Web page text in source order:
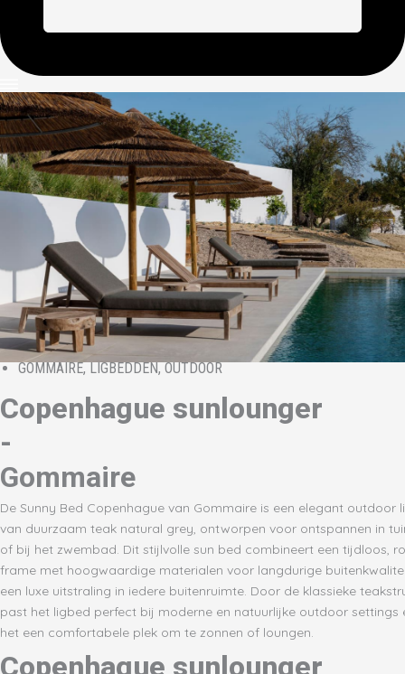
GOMMAIRE,LIGBEDDEN,OUTDOOR
Copenhague sunlounger
-
Gommaire
De Sunny Bed Copenhague van Gommaire is een elegant outdoor
van duurzaam teak natural grey, ontworpen voor ontspannen in
of bij het zwembad. Dit stijlvolle sun bed combineert een tijdloos,
frame met hoogwaardige materialen voor langdurige
een luxe uitstraling in iedere buitenruimte. Door de klassieke
past het ligbed perfect bij moderne en natuurlijke outdoor settings
het een comfortabele plek om te zonnen of loungen.
Copenhague sunlounger